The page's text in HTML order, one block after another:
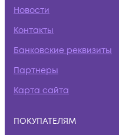
Новости
Контакты
Банковские реквизиты
Партнеры
Карта сайта
ПОКУПАТЕЛЯМ